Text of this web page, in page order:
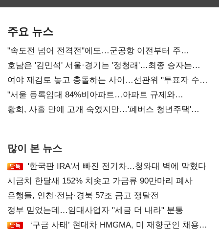
주요 뉴스
"속도전 넘어 전격전"에도…군공항 이전부터 주
52시간까지 '뇌관'
호남은 '김민석' 서울·경기는 '정청래'…최종 승자는
'안갯속'
여야 재검토 놓고 충돌하는 사이…선관위 "투표자 수
오차 당연"
"서울 등록임대 84%비아파트…아파트 규제와
달리해야"
황희, 사흘 만에 고개 숙였지만…'폐버스 청년주택'
많이 본 뉴스
'한국판 IRA'서 빠진 전기차…청와대 벽에 막혔다
시금치 한달새 152% 치솟고 가금류 90만마리 폐사
은행들, 인천·전남·경북 57조 금고 쟁탈전
정부 믿었는데…임대사업자 "세금 더 내라" 분통
‘구금 사태’ 현대차 HMGMA, 미 재향군인 채용